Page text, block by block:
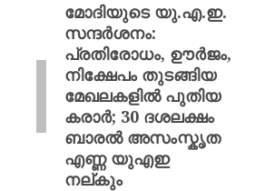
മോദിയുടെ യു.എ.ഇ.
സന്ദർശനം:
പ്രതിരോധം, ഊർജം,
നിക്ഷേപം തുടങ്ങിയ
മേഖലകളിൽ പുതിയ
കരാർ; 30 ദശലക്ഷം
ബാരൽ അസംസ്കൃത
എണ്ണ യുഎഇ
നല്കും